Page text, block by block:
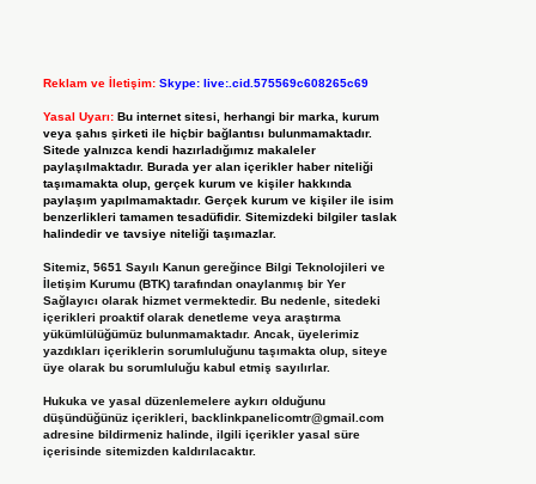
Reklam ve İletişim: Skype: live:.cid.575569c608265c69
Yasal Uyarı: Bu internet sitesi, herhangi bir marka, kurum
veya şahıs şirketi ile hiçbir bağlantısı bulunmamaktadır.
Sitede yalnızca kendi hazırladığımız makaleler
paylaşılmaktadır. Burada yer alan içerikler haber niteliği
taşımamakta olup, gerçek kurum ve kişiler hakkında
paylaşım yapılmamaktadır. Gerçek kurum ve kişiler ile isim
benzerlikleri tamamen tesadüfidir. Sitemizdeki bilgiler taslak
halindedir ve tavsiye niteliği taşımazlar.
Sitemiz, 5651 Sayılı Kanun gereğince Bilgi Teknolojileri ve
İletişim Kurumu (BTK) tarafından onaylanmış bir Yer
Sağlayıcı olarak hizmet vermektedir. Bu nedenle, sitedeki
içerikleri proaktif olarak denetleme veya araştırma
yükümlülüğümüz bulunmamaktadır. Ancak, üyelerimiz
yazdıkları içeriklerin sorumluluğunu taşımakta olup, siteye
üye olarak bu sorumluluğu kabul etmiş sayılırlar.
Hukuka ve yasal düzenlemelere aykırı olduğunu
düşündüğünüz içerikleri, backlinkpanelicomtr@gmail.com
adresine bildirmeniz halinde, ilgili içerikler yasal süre
içerisinde sitemizden kaldırılacaktır.